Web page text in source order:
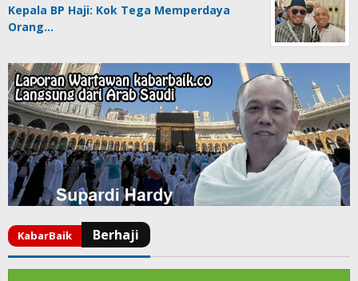
Kepala BP Haji: Kok Tega Memperdaya
Orang…